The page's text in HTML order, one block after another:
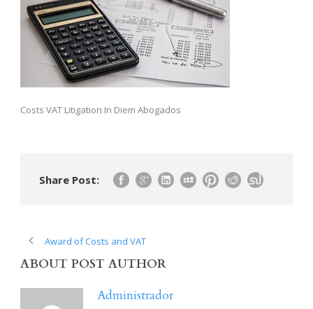
Costs VAT Litigation In Diem Abogados
Share Post:
Award of Costs and VAT
ABOUT POST AUTHOR
Administrador